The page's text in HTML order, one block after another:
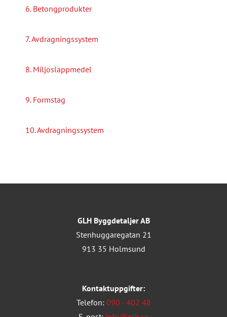
6. Betongprodukter
7. Avdragningssystem
8. Miljösläppmedel
9. Formstag
10. Avdragningssystem
GLH Byggdetaljer AB
Stenhuggaregatan 21
913 35 Holmsund
Kontaktuppgifter:
Telefon: 090 - 402 48